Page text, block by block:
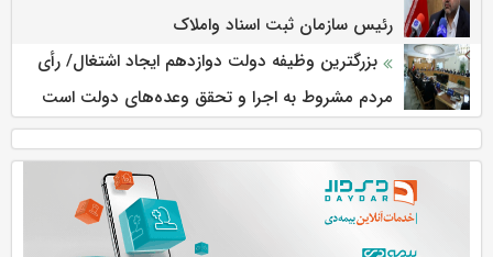
رئیس سازمان ثبت اسناد واملاک
بزرگترین وظیفه دولت دوازدهم ایجاد اشتغال/ رأی
مردم مشروط به اجرا و تحقق وعده‌های دولت است